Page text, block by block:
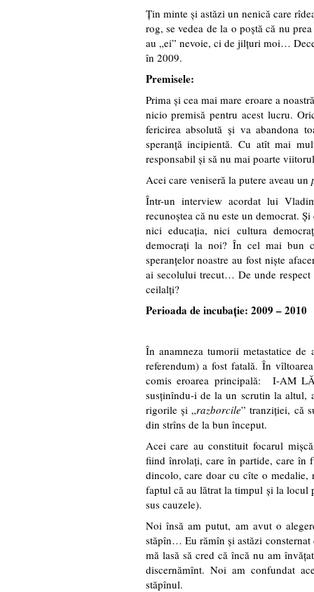
Ţin minte şi astăzi un nenică care
rog, se vedea de la o poştă că nu
au „ei” nevoie, ci de jilţuri moi…
în 2009.
Premisele:
Prima şi cea mai mare eroare a
nicio premisă pentru acest lucru.
fericirea absolută şi va abandona
speranţă incipientă. Cu atît mai
responsabil şi să nu mai poarte
Acei care veniseră la putere aveau un
Într-un interview acordat lui
recunoştea că nu este un democrat.
nici educaţia, nici cultura
democraţi la noi? În cel mai bun
speranţelor noastre au fost nişte
ai secolului trecut… De unde
ceilalţi?
Perioada de incubaţie: 2009 – 2010
În anamneza tumorii metastatice de
referendum) a fost fatală. În
comis eroarea principală: I-AM
susţinîndu-i de la un scrutin la altul,
rigorile şi „razborcile” tranziţiei, că
din strîns de la bun început.
Acei care au constituit focarul
fiind înrolaţi, care în partide, care în
dincolo, care doar cu cîte o medalie,
faptul că au lătrat la timpul şi la locul
sus cauzele).
Noi însă am putut, am avut o
stăpîn… Eu rămîn şi astăzi consternat
mă lasă să cred că încă nu am
discernămînt. Noi am confundat
stăpînul.